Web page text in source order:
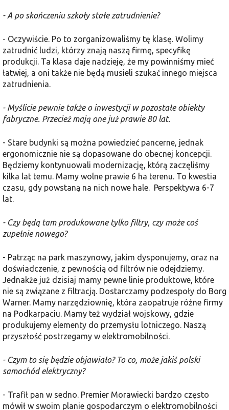
- A po skończeniu szkoły stałe zatrudnienie?
- Oczywiście. Po to zorganizowaliśmy tę klasę. Wolimy
zatrudnić ludzi, którzy znają naszą firmę, specyfikę
produkcji. Ta klasa daje nadzieję, że my powinniśmy mieć
łatwiej, a oni także nie będą musieli szukać innego miejsca
zatrudnienia.
- Myślicie pewnie także o inwestycji w pozostałe obiekty
fabryczne. Przecież mają one już prawie 80 lat.
- Stare budynki są można powiedzieć pancerne, jednak
ergonomicznie nie są dopasowane do obecnej koncepcji.
Będziemy kontynuowali modernizację, którą zaczęliśmy
kilka lat temu. Mamy wolne prawie 6 ha terenu. To kwestia
czasu, gdy powstaną na nich nowe hale. Perspektywa 6-7
lat.
- Czy będą tam produkowane tylko filtry, czy może coś
zupełnie nowego?
- Patrząc na park maszynowy, jakim dysponujemy, oraz na
doświadczenie, z pewnością od filtrów nie odejdziemy.
Jednakże już dzisiaj mamy pewne linie produktowe, które
nie są związane z filtracją. Dostarczamy podzespoły do Borg
Warner. Mamy narzędziownię, która zaopatruje różne firmy
na Podkarpaciu. Mamy też wydział wojskowy, gdzie
produkujemy elementy do przemysłu lotniczego. Naszą
przyszłość postrzegamy w elektromobilności.
- Czym to się będzie objawiało? To co, może jakiś polski
samochód elektryczny?
- Trafił pan w sedno. Premier Morawiecki bardzo często
mówił w swoim planie gospodarczym o elektromobilności